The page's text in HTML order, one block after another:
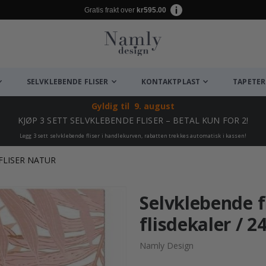
Gratis frakt over kr595.00
SELVKLEBENDE FLISER KONTAKTPLAST TAPETER
Gyldig til 9. august
KJØP 3 SETT SELVKLEBENDE FLISER – BETAL KUN FOR 2!
Legg 3 sett selvklebende fliser i handlekurven, rabatten trekkes automatisk i kassen!
NATUR
Selvklebende
flisdekaler /
Namly Design